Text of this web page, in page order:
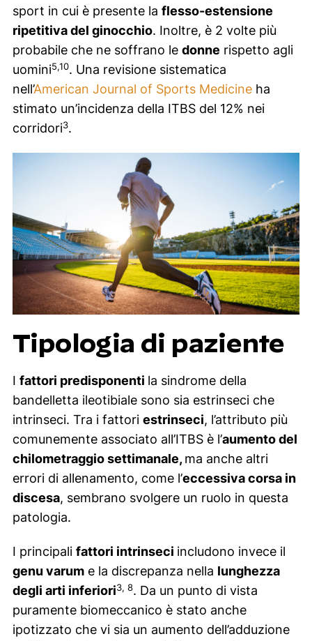
sport in cui è presente la flesso-estensione
ripetitiva del ginocchio. Inoltre, è 2 volte più
probabile che ne soffrano le donne rispetto agli
uomini5,10. Una revisione sistematica
nell’American Journal of Sports Medicine ha
stimato un’incidenza della ITBS del 12% nei
corridori3.
Tipologia di paziente
I fattori predisponenti la sindrome della
bandelletta ileotibiale sono sia estrinseci che
intrinseci. Tra i fattori estrinseci, l’attributo più
comunemente associato all’ITBS è l’aumento del
chilometraggio settimanale, ma anche altri
errori di allenamento, come l’eccessiva corsa in
discesa, sembrano svolgere un ruolo in questa
patologia.
I principali fattori intrinseci includono invece il
genu varume la discrepanza nella lunghezza
degli arti inferiori3, 8. Da un punto di vista
puramente biomeccanico è stato anche
ipotizzato che vi sia un aumento dell’adduzione